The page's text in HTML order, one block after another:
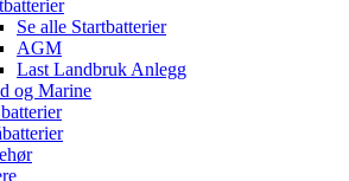
Se alle Startbatterier
AGM
Last Landbruk Anlegg
og Marine